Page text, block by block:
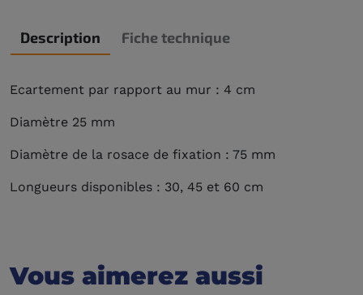
Description Fiche technique
Ecartement par rapport au mur : 4 cm
Diamètre 25 mm
Diamètre de la rosace de fixation : 75 mm
Longueurs disponibles : 30, 45 et 60 cm
Vous aimerez aussi